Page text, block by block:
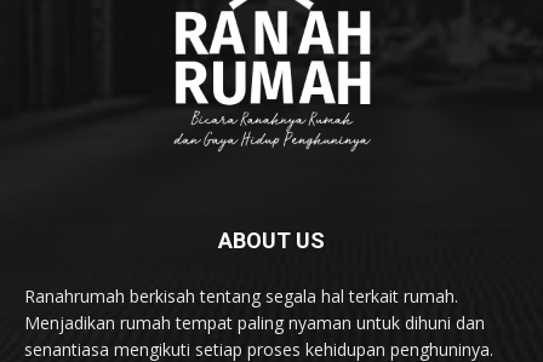
ABOUT US
Ranahrumah berkisah tentang segala hal terkait rumah.
Menjadikan rumah tempat paling nyaman untuk dihuni dan
senantiasa mengikuti setiap proses kehidupan penghuninya.